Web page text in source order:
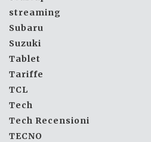
streaming
Subaru
Suzuki
Tablet
Tariffe
TCL
Tech
Tech Recensioni
TECNO